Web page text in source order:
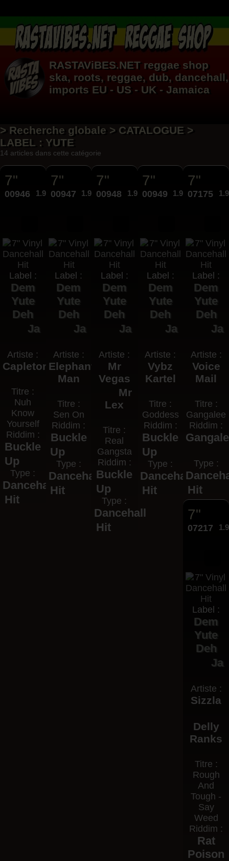
RASTAViBES.NET reggae shop
ska, roots, reggae, dub, dancehall,
imports EU - US - UK - Jamaica
> Recherche globale > CATALOGUE >
LABEL : YUTE
14 articles dans cette catégorie
7"
00946 1.99€
Label :
Dem
Yute
Deh
Ja
Artiste :
Capleton
Titre :
Nuh
Know
Yourself
Riddim :
Buckle
Up
Type :
Dancehall
Hit
7"
00947 1.99€
Label :
Dem
Yute
Deh
Ja
Artiste :
Elephant
Man
Titre :
Sen On
Riddim :
Buckle
Up
Type :
Dancehall
Hit
7"
00948 1.99€
Label :
Dem
Yute
Deh
Ja
Artiste :
Mr
Vegas
Mr
Lex
Titre :
Real
Gangsta
Riddim :
Buckle
Up
Type :
Dancehall
Hit
7"
00949 1.99€
Label :
Dem
Yute
Deh
Ja
Artiste :
Vybz
Kartel
Titre :
Goddess
Riddim :
Buckle
Up
Type :
Dancehall
Hit
7"
07175
Label :
Dem
Yute
Deh
Ja
Artiste :
Voice
Mail
Titre :
Gangalee
Riddim :
Type :
Hit
7"
07217
Label :
Dem
Yute
Deh
Ja
Artiste :
Sizzla
Delly
Ranks
Titre :
Rough
And
Tough -
Say
Weed
Riddim :
Rat
Poison